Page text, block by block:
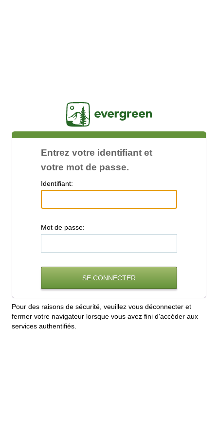
Entrez votre identifiant et
votre mot de passe.
Identifiant:
Mot de passe:
Pour des raisons de sécurité, veuillez vous déconnecter et
fermer votre navigateur lorsque vous avez fini d'accéder aux
services authentifiés.